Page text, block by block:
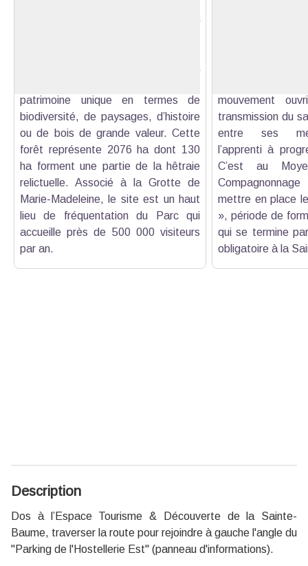
patrimoine unique en termes de
biodiversité, de paysages, d’histoire
ou de bois de grande valeur. Cette
forêt représente 2076 ha dont 130
ha forment une partie de la hêtraie
relictuelle. Associé à la Grotte de
Marie-Madeleine, le site est un haut
lieu de fréquentation du Parc qui
accueille près de 500 000 visiteurs
par an.
mouvement
transmission du
entre ses
l’apprenti à
C’est au
mettre en place
», période de
qui se termine
obligatoire à la
Description
Dos à l’Espace Tourisme & Découverte de la Sainte-
Baume, traverser la route pour rejoindre à gauche l'angle du
"Parking de l'Hostellerie Est" (panneau d'informations).